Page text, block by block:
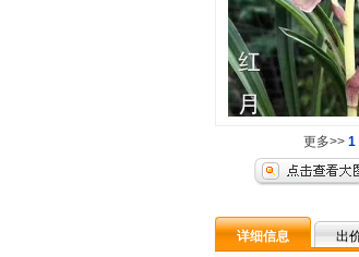
更多>> 1
详细信息 出